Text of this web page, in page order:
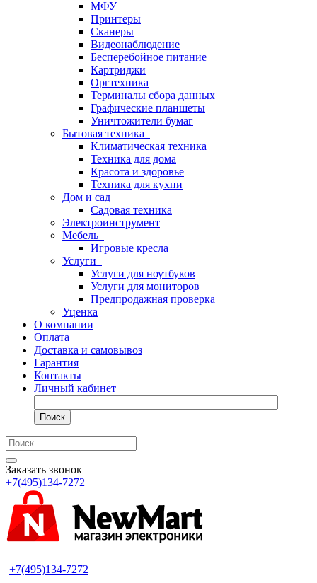
МФУ
Принтеры
Сканеры
Видеонаблюдение
Бесперебойное питание
Картриджи
Оргтехника
Терминалы сбора данных
Графические планшеты
Уничтожители бумаг
Бытовая техника
Климатическая техника
Техника для дома
Красота и здоровье
Техника для кухни
Дом и сад
Садовая техника
Электроинструмент
Мебель
Игровые кресла
Услуги
Услуги для ноутбуков
Услуги для мониторов
Предпродажная проверка
Уценка
О компании
Оплата
Доставка и самовывоз
Гарантия
Контакты
Личный кабинет
Поиск
Заказать звонок
+7(495)134-7272
+7(495)134-7272